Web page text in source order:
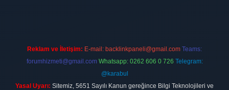
Reklam ve İletişim: E-mail: backlinkpaneli@gmail.com Teams:
forumhizmeti@gmail.com Whatsapp: 0262 606 0 726 Telegram:
@karabul
Yasal Uyarı: Sitemiz, 5651 Sayılı Kanun gereğince Bilgi Teknolojileri ve